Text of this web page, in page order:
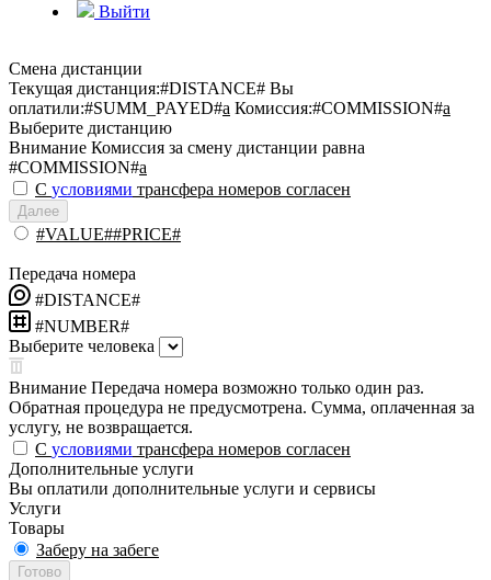
Выйти
Смена дистанции
Текущая дистанция:#DISTANCE# Вы
оплатили:#SUMM_PAYED#a Комиссия:#COMMISSION#a
Выберите дистанцию
Внимание Комиссия за смену дистанции равна
#COMMISSION#a
С условиями трансфера номеров согласен
Далее
#VALUE##PRICE#
Передача номера
#DISTANCE#
#NUMBER#
Выберите человека
Внимание Передача номера возможно только один раз.
Обратная процедура не предусмотрена. Сумма, оплаченная за
услугу, не возвращается.
С условиями трансфера номеров согласен
Дополнительные услуги
Вы оплатили дополнительные услуги и сервисы
Услуги
Товары
Заберу на забеге
Готово